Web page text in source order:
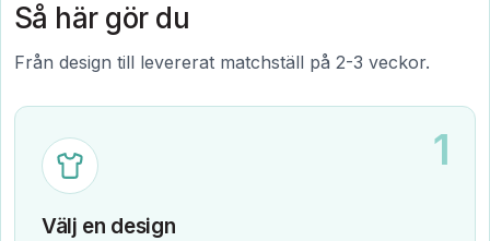
Så här gör du
Från design till levererat matchställ på 2-3 veckor.
1
Välj en design